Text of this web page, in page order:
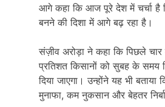
आगे कहा कि आज पूरे देश में चर्चा है
बनने की दिशा में आगे बढ़ रहा है।
संज़ीव अरोड़ा ने कहा कि पिछले चार
प्रतिशत किसानों को सुबह के समय
दिया जाएगा। उन्होंने यह भी
मुनाफा, कम नुकसान और बेहतर